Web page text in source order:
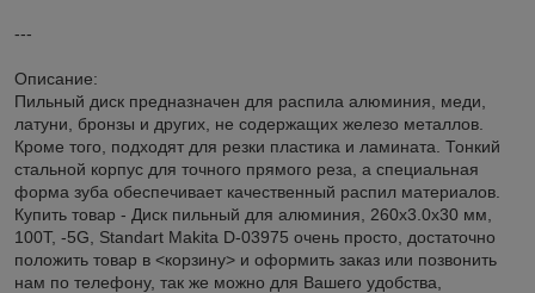
---
Описание:
Пильный диск предназначен для распила алюминия, меди,
латуни, бронзы и других, не содержащих железо металлов.
Кроме того, подходят для резки пластика и ламината. Тонкий
стальной корпус для точного прямого реза, а специальная
форма зуба обеспечивает качественный распил материалов.
Купить товар - Диск пильный для алюминия, 260х3.0х30 мм,
100T, -5G, Standart Makita D-03975 очень просто, достаточно
положить товар в <корзину> и оформить заказ или позвонить
нам по телефону, так же можно для Вашего удобства,